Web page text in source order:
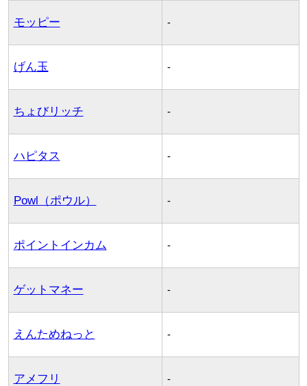
モッピー -
げん玉 -
ちょびリッチ -
ハピタス -
Powl（ポウル） -
ポイントインカム -
ゲットマネー -
えんためねっと -
アメフリ -